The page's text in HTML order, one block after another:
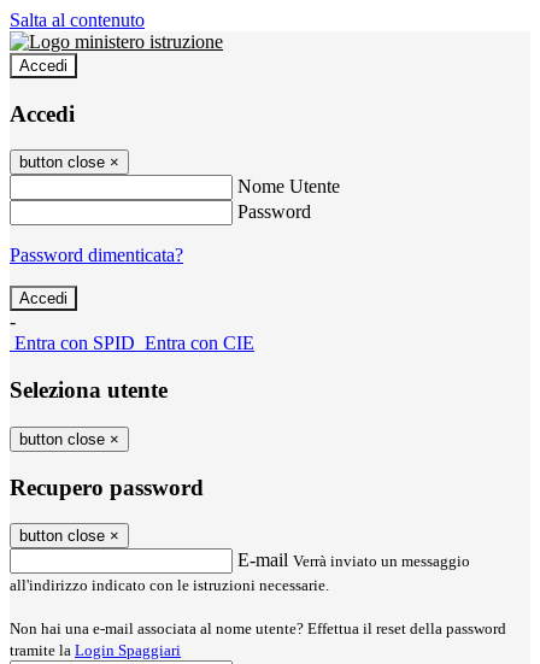
Salta al contenuto
Accedi
Accedi
button close ×
Nome Utente
Password
Password dimenticata?
-
Entra con SPID Entra con CIE
Seleziona utente
button close ×
Recupero password
button close ×
E-mail Verrà inviato un messaggio
all'indirizzo indicato con le istruzioni necessarie.
Non hai una e-mail associata al nome utente? Effettua il reset della password
tramite la Login Spaggiari